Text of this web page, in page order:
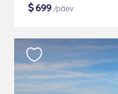
$699 /päev